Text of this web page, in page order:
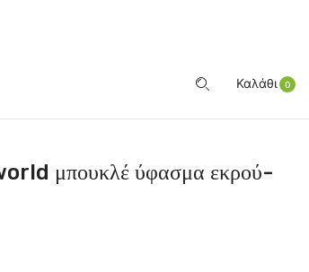
Καλάθι 0
μπουκλέ ύφασμα εκρού-